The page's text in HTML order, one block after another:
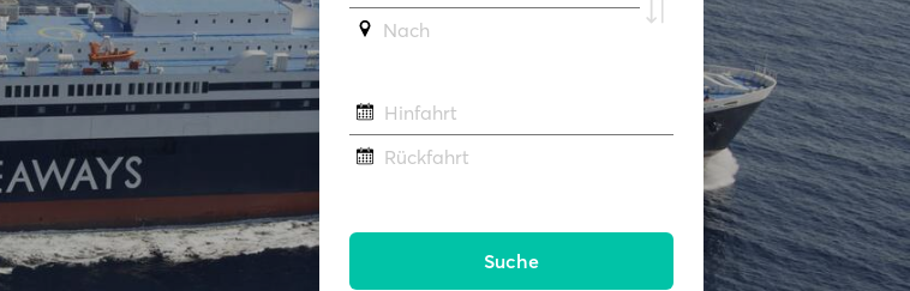
Νach
Hinfahrt
Rückfahrt
Suche